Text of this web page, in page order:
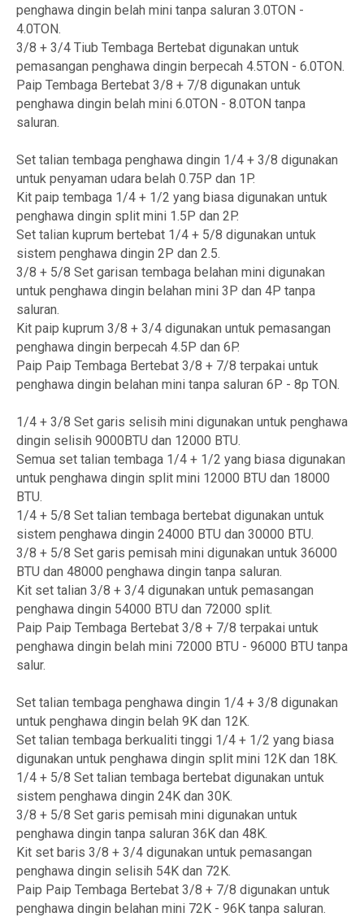
penghawa dingin belah mini tanpa saluran 3.0TON -
4.0TON.
3/8 + 3/4 Tiub Tembaga Bertebat digunakan untuk
pemasangan penghawa dingin berpecah 4.5TON - 6.0TON.
Paip Tembaga Bertebat 3/8 + 7/8 digunakan untuk
penghawa dingin belah mini 6.0TON - 8.0TON tanpa
saluran.
Set talian tembaga penghawa dingin 1/4 + 3/8 digunakan
untuk penyaman udara belah 0.75P dan 1P.
Kit paip tembaga 1/4 + 1/2 yang biasa digunakan untuk
penghawa dingin split mini 1.5P dan 2P.
Set talian kuprum bertebat 1/4 + 5/8 digunakan untuk
sistem penghawa dingin 2P dan 2.5.
3/8 + 5/8 Set garisan tembaga belahan mini digunakan
untuk penghawa dingin belahan mini 3P dan 4P tanpa
saluran.
Kit paip kuprum 3/8 + 3/4 digunakan untuk pemasangan
penghawa dingin berpecah 4.5P dan 6P.
Paip Paip Tembaga Bertebat 3/8 + 7/8 terpakai untuk
penghawa dingin belahan mini tanpa saluran 6P - 8p TON.
1/4 + 3/8 Set garis selisih mini digunakan untuk penghawa
dingin selisih 9000BTU dan 12000 BTU.
Semua set talian tembaga 1/4 + 1/2 yang biasa digunakan
untuk penghawa dingin split mini 12000 BTU dan 18000
BTU.
1/4 + 5/8 Set talian tembaga bertebat digunakan untuk
sistem penghawa dingin 24000 BTU dan 30000 BTU.
3/8 + 5/8 Set garis pemisah mini digunakan untuk 36000
BTU dan 48000 penghawa dingin tanpa saluran.
Kit set talian 3/8 + 3/4 digunakan untuk pemasangan
penghawa dingin 54000 BTU dan 72000 split.
Paip Paip Tembaga Bertebat 3/8 + 7/8 terpakai untuk
penghawa dingin belah mini 72000 BTU - 96000 BTU tanpa
salur.
Set talian tembaga penghawa dingin 1/4 + 3/8 digunakan
untuk penghawa dingin belah 9K dan 12K.
Set talian tembaga berkualiti tinggi 1/4 + 1/2 yang biasa
digunakan untuk penghawa dingin split mini 12K dan 18K.
1/4 + 5/8 Set talian tembaga bertebat digunakan untuk
sistem penghawa dingin 24K dan 30K.
3/8 + 5/8 Set garis pemisah mini digunakan untuk
penghawa dingin tanpa saluran 36K dan 48K.
Kit set baris 3/8 + 3/4 digunakan untuk pemasangan
penghawa dingin selisih 54K dan 72K.
Paip Paip Tembaga Bertebat 3/8 + 7/8 digunakan untuk
penghawa dingin belahan mini 72K - 96K tanpa saluran.